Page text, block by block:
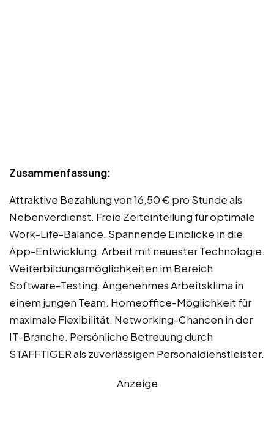
Zusammenfassung:
Attraktive Bezahlung von 16,50 € pro Stunde als
Nebenverdienst. Freie Zeiteinteilung für optimale
Work-Life-Balance. Spannende Einblicke in die
App-Entwicklung. Arbeit mit neuester Technologie.
Weiterbildungsmöglichkeiten im Bereich
Software-Testing. Angenehmes Arbeitsklima in
einem jungen Team. Homeoffice-Möglichkeit für
maximale Flexibilität. Networking-Chancen in der
IT-Branche. Persönliche Betreuung durch
STAFFTIGER als zuverlässigen Personaldienstleister.
Anzeige